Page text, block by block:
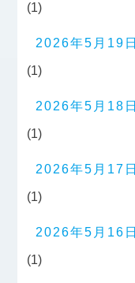
(1)
2026年5月19日
(1)
2026年5月18日
(1)
2026年5月17日
(1)
2026年5月16日
(1)